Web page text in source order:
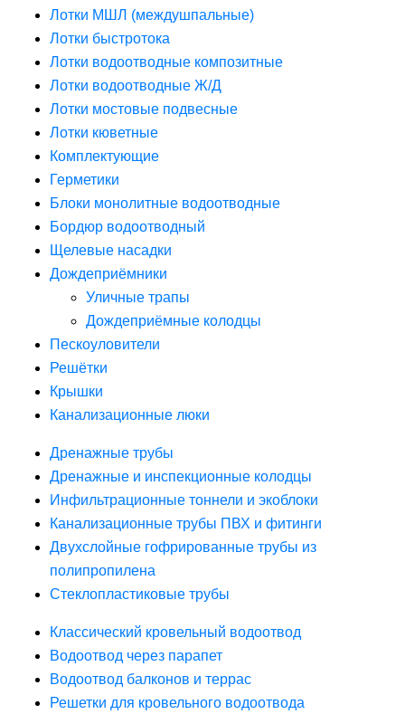
Лотки МШЛ (междушпальные)
Лотки быстротока
Лотки водоотводные композитные
Лотки водоотводные Ж/Д
Лотки мостовые подвесные
Лотки кюветные
Комплектующие
Герметики
Блоки монолитные водоотводные
Бордюр водоотводный
Щелевые насадки
Дождеприёмники
Уличные трапы
Дождеприёмные колодцы
Пескоуловители
Решётки
Крышки
Канализационные люки
Дренажные трубы
Дренажные и инспекционные колодцы
Инфильтрационные тоннели и экоблоки
Канализационные трубы ПВХ и фитинги
Двухслойные гофрированные трубы из
полипропилена
Стеклопластиковые трубы
Классический кровельный водоотвод
Водоотвод через парапет
Водоотвод балконов и террас
Решетки для кровельного водоотвода